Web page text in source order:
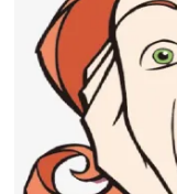
ー